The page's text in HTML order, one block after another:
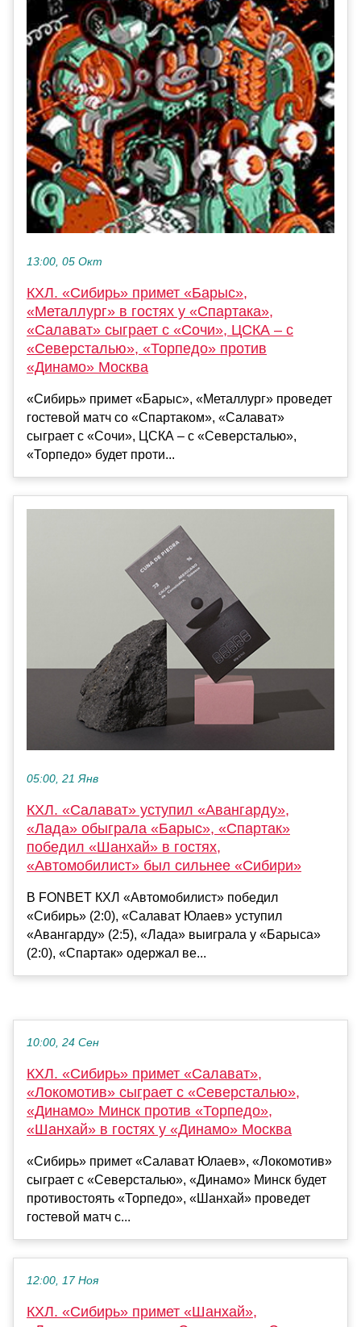
13:00, 05 Окт
КХЛ. «Сибирь» примет «Барыс»,
«Металлург» в гостях у «Спартака»,
«Салават» сыграет с «Сочи», ЦСКА – с
«Северсталью», «Торпедо» против
«Динамо» Москва
«Сибирь» примет «Барыс», «Металлург» проведет
гостевой матч со «Спартаком», «Салават»
сыграет с «Сочи», ЦСКА – с «Северсталью»,
«Торпедо» будет проти...
05:00, 21 Янв
КХЛ. «Салават» уступил «Авангарду»,
«Лада» обыграла «Барыс», «Спартак»
победил «Шанхай» в гостях,
«Автомобилист» был сильнее «Сибири»
В FONBET КХЛ «Автомобилист» победил
«Сибирь» (2:0), «Салават Юлаев» уступил
«Авангарду» (2:5), «Лада» выиграла у «Барыса»
(2:0), «Спартак» одержал ве...
10:00, 24 Сен
КХЛ. «Сибирь» примет «Салават»,
«Локомотив» сыграет с «Северсталью»,
«Динамо» Минск против «Торпедо»,
«Шанхай» в гостях у «Динамо» Москва
«Сибирь» примет «Салават Юлаев», «Локомотив»
сыграет с «Северсталью», «Динамо» Минск будет
противостоять «Торпедо», «Шанхай» проведет
гостевой матч с...
12:00, 17 Ноя
КХЛ. «Сибирь» примет «Шанхай»,